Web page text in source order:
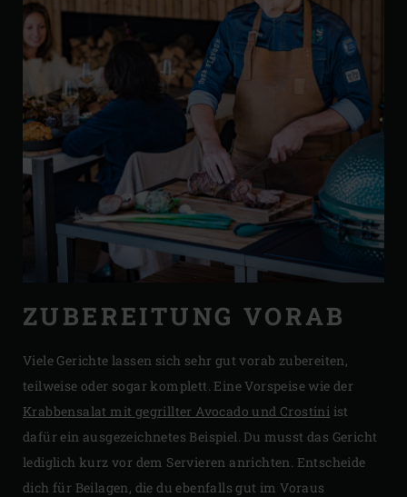
ZUBEREITUNG VORAB
Viele Gerichte lassen sich sehr gut vorab zubereiten,
teilweise oder sogar komplett. Eine Vorspeise wie der
Krabbensalat mit gegrillter Avocado und Crostini ist
dafür ein ausgezeichnetes Beispiel. Du musst das Gericht
lediglich kurz vor dem Servieren anrichten. Entscheide
dich für Beilagen, die du ebenfalls gut im Voraus